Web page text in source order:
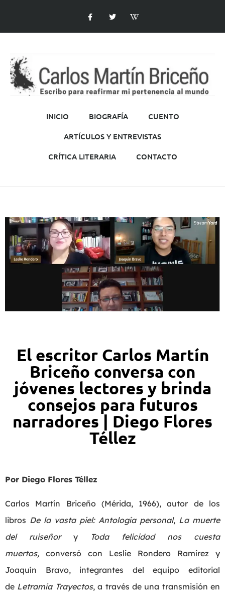
INICIO BIOGRAFÍA
CUENTO
ARTÍCULOS Y ENTREVISTAS
CRÍTICA LITERARIA
CONTACTO
El escritor Carlos Martín
Briceño conversa con
jóvenes lectores y brinda
consejos para futuros
narradores | Diego Flores
Téllez
Por Diego Flores Téllez
Carlos Martín Briceño (Mérida, 1966), autor de los
libros De la vasta piel: Antología personal, La muerte
del ruiseñor y
Toda felicidad nos cuesta
muertos, conversó con Leslie Rondero Ramírez y
Joaquín Bravo, integrantes del equipo editorial
de Letramía Trayectos, a través de una transmisión en